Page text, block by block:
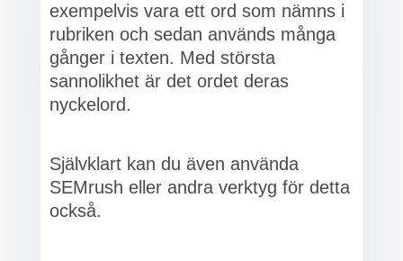
exempelvis vara ett ord som nämns i
rubriken och sedan används många
gånger i texten. Med största
sannolikhet är det ordet deras
nyckelord.
Självklart kan du även använda
SEMrush eller andra verktyg för detta
också.